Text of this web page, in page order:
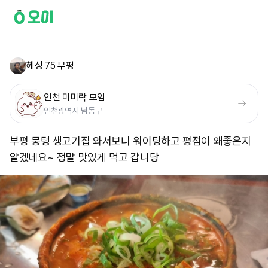
혜성 75 부평
인천 미미락 모임
인천광역시 남동구
부평 뭉텅 생고기집 와서보니 워이팅하고 평점이 왜좋은지
알겠네요~ 정말 맛있게 먹고 갑니당